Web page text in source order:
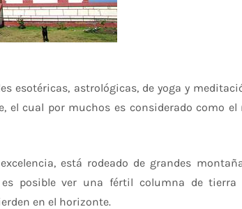
esotéricas, astrológicas, de yoga y
el cual por muchos es considerado como el
está rodeado de grandes
posible ver una fértil columna de tierra
en el horizonte.